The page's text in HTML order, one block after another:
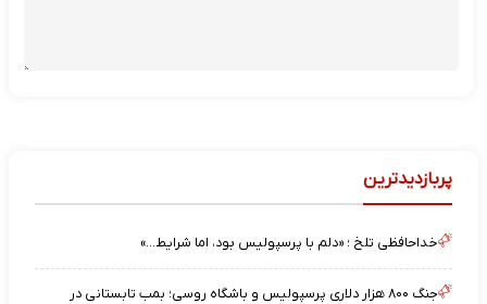
پربازدیدترین
خداحافظی تلخ ؛ «دلم با پرسپولیس بود، اما شرایط…»
جنگ ۸۰۰ هزار دلاری پرسپولیس و باشگاه روسی؛ بمب تابستانی در